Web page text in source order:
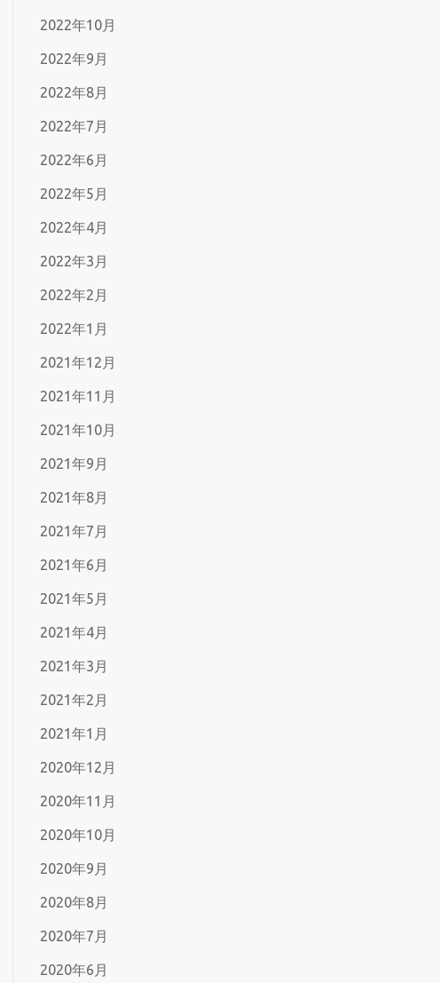
2022年10月
2022年9月
2022年8月
2022年7月
2022年6月
2022年5月
2022年4月
2022年3月
2022年2月
2022年1月
2021年12月
2021年11月
2021年10月
2021年9月
2021年8月
2021年7月
2021年6月
2021年5月
2021年4月
2021年3月
2021年2月
2021年1月
2020年12月
2020年11月
2020年10月
2020年9月
2020年8月
2020年7月
2020年6月